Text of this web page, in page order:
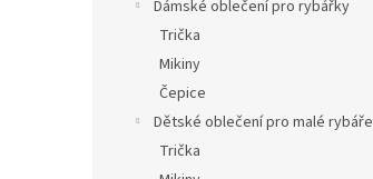
Dámské oblečení pro rybářky
Trička
Mikiny
Čepice
Dětské oblečení pro malé rybáře
Trička